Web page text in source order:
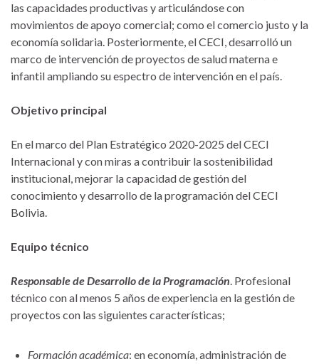
las capacidades productivas y articulándose con
movimientos de apoyo comercial; como el comercio justo y la
economía solidaria. Posteriormente, el CECI, desarrolló un
marco de intervención de proyectos de salud materna e
infantil ampliando su espectro de intervención en el país.
Objetivo principal
En el marco del Plan Estratégico 2020-2025 del CECI
Internacional y con miras a contribuir la sostenibilidad
institucional, mejorar la capacidad de gestión del
conocimiento y desarrollo de la programación del CECI
Bolivia.
Equipo técnico
Responsable de Desarrollo de la Programación. Profesional
técnico con al menos 5 años de experiencia en la gestión de
proyectos con las siguientes características;
Formación académica: en economía, administración de